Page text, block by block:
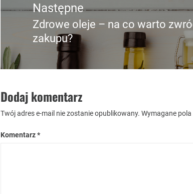
Następne
Następny
post:
Zdrowe oleje – na co warto
zakupu?
Dodaj komentarz
Twój adres e-mail nie zostanie opublikowany. Wymagane
Komentarz*